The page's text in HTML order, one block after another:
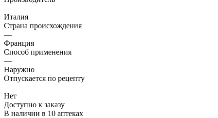
—
Италия
Страна происхождения
—
Франция
Способ применения
—
Наружно
Отпускается по рецепту
—
Нет
Доступно к заказу
В наличии в 10 аптеках